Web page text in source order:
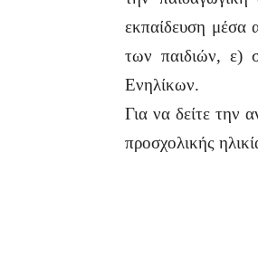
εκπαίδευση μέσα
των παιδιών, ε)
Ενηλίκων.
Για να δείτε την
προσχολικής